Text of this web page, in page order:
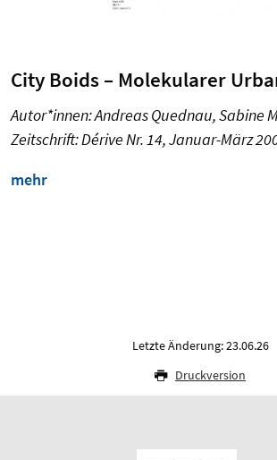
City Boids – Molekularer
Autor*innen: Andreas Quednau, Sabine
Zeitschrift: Dérive Nr. 14, Januar-März
mehr
Letzte Änderung: 23.06.26
Druckversion